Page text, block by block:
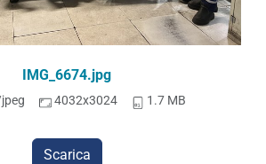
IMG_6674.jpg
4032x3024 1.7 MB
Scarica